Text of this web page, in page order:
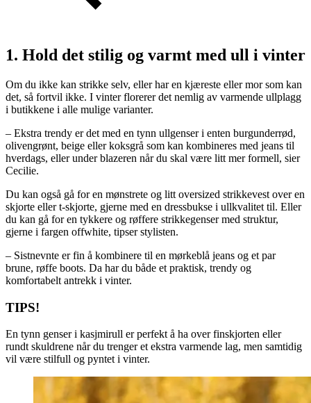
1. Hold det stilig og varmt med ull i vinter
Om du ikke kan strikke selv, eller har en kjæreste eller mor som kan
det, så fortvil ikke. I vinter florerer det nemlig av varmende ullplagg
i butikkene i alle mulige varianter.
– Ekstra trendy er det med en tynn ullgenser i enten burgunderrød,
olivengrønt, beige eller koksgrå som kan kombineres med jeans til
hverdags, eller under blazeren når du skal være litt mer formell, sier
Cecilie.
Du kan også gå for en mønstrete og litt oversized strikkevest over en
skjorte eller t-skjorte, gjerne med en dressbukse i ullkvalitet til. Eller
du kan gå for en tykkere og røffere strikkegenser med struktur,
gjerne i fargen offwhite, tipser stylisten.
– Sistnevnte er fin å kombinere til en mørkeblå jeans og et par
brune, røffe boots. Da har du både et praktisk, trendy og
komfortabelt antrekk i vinter.
TIPS!
En tynn genser i kasjmirull er perfekt å ha over finskjorten eller
rundt skuldrene når du trenger et ekstra varmende lag, men samtidig
vil være stilfull og pyntet i vinter.